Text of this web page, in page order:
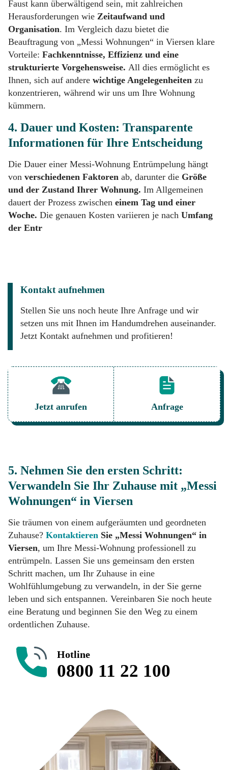
Faust kann überwältigend sein, mit zahlreichen
Herausforderungen wie Zeitaufwand und
Organisation. Im Vergleich dazu bietet die
Beauftragung von „Messi Wohnungen“ in Viersen klare
Vorteile: Fachkenntnisse, Effizienz und eine
strukturierte Vorgehensweise. All dies ermöglicht es
Ihnen, sich auf andere wichtige Angelegenheiten zu
konzentrieren, während wir uns um Ihre Wohnung
kümmern.
4. Dauer und Kosten: Transparente
Informationen für Ihre Entscheidung
Die Dauer einer Messi-Wohnung Entrümpelung hängt
von verschiedenen Faktoren ab, darunter die Größe
und der Zustand Ihrer Wohnung. Im Allgemeinen
dauert der Prozess zwischen einem Tag und einer
Woche. Die genauen Kosten variieren je nach Umfang
der Entr
Kontakt aufnehmen
Stellen Sie uns noch heute Ihre Anfrage und wir
setzen uns mit Ihnen im Handumdrehen auseinander.
Jetzt Kontakt aufnehmen und profitieren!
Jetzt anrufen Anfrage
5. Nehmen Sie den ersten Schritt:
Verwandeln Sie Ihr Zuhause mit „Messi
Wohnungen“ in Viersen
Sie träumen von einem aufgeräumten und geordneten
Zuhause? Kontaktieren Sie „Messi Wohnungen“ in
Viersen, um Ihre Messi-Wohnung professionell zu
entrümpeln. Lassen Sie uns gemeinsam den ersten
Schritt machen, um Ihr Zuhause in eine
Wohlfühlumgebung zu verwandeln, in der Sie gerne
leben und sich entspannen. Vereinbaren Sie noch heute
eine Beratung und beginnen Sie den Weg zu einem
ordentlichen Zuhause.
Hotline
0800 11 22 100